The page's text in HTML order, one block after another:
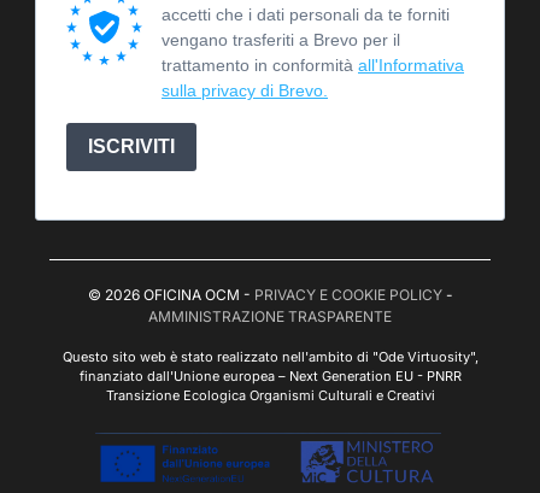
accetti che i dati personali da te forniti
vengano trasferiti a Brevo per il
trattamento in conformità all'Informativa
sulla privacy di Brevo.
ISCRIVITI
© 2026 OFICINA OCM - PRIVACY E COOKIE POLICY-
AMMINISTRAZIONE TRASPARENTE
Questo sito web è stato realizzato nell'ambito di "Ode Virtuosity",
finanziato dall'Unione europea – Next Generation EU - PNRR
Transizione Ecologica Organismi Culturali e Creativi